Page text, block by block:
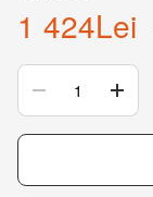
1 424Lei